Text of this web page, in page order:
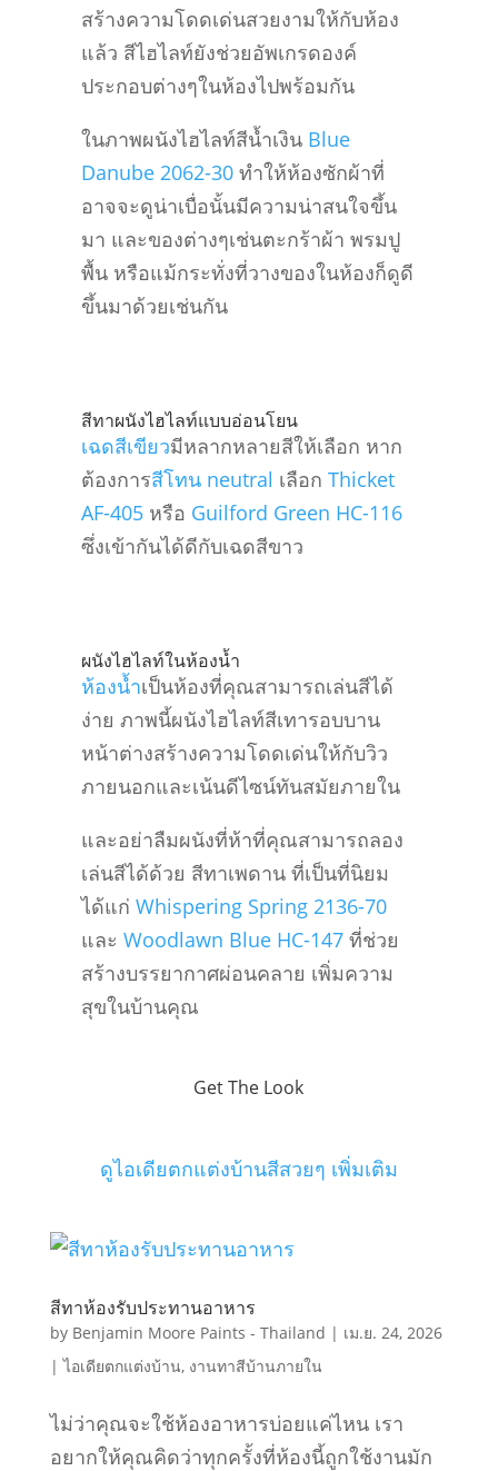
สร้างความโดดเด่นสวยงามให้กับห้อง
แล้ว สีไฮไลท์ยังช่วยอัพเกรดองค์
ประกอบต่างๆในห้องไปพร้อมกัน
ในภาพผนังไฮไลท์สีน้ำเงิน Blue
Danube 2062-30 ทำให้ห้องซักผ้าที่
อาจจะดูน่าเบื่อนั้นมีความน่าสนใจขึ้น
มา และของต่างๆเช่นตะกร้าผ้า พรมปู
พื้น หรือแม้กระทั่งที่วางของในห้องก็ดูดี
ขึ้นมาด้วยเช่นกัน
สีทาผนังไฮไลท์แบบอ่อนโยน
เฉดสีเขียวมีหลากหลายสีให้เลือก หาก
ต้องการสีโทน neutral เลือกThicket
AF-405 หรือ Guilford Green HC-116
ซึ่งเข้ากันได้ดีกับเฉดสีขาว
ผนังไฮไลท์ในห้องน้ำ
ห้องน้ำเป็นห้องที่คุณสามารถเล่นสีได้
ง่าย ภาพนี้ผนังไฮไลท์สีเทารอบบาน
หน้าต่างสร้างความโดดเด่นให้กับวิว
ภายนอกและเน้นดีไซน์ทันสมัยภายใน
และอย่าลืมผนังที่ห้าที่คุณสามารถลอง
เล่นสีได้ด้วย สีทาเพดาน ที่เป็นที่นิยม
ได้แก่Whispering Spring 2136-70
และWoodlawn Blue HC-147 ที่ช่วย
สร้างบรรยากาศผ่อนคลาย เพิ่มความ
สุขในบ้านคุณ
Get The Look
ดูไอเดียตกแต่งบ้านสีสวยๆ เพิ่มเติม
สีทาห้องรับประทานอาหาร
by Benjamin Moore Paints - Thailand | เม.ย. 24, 2026
|ไอเดียตกแต่งบ้าน, งานทาสีบ้านภายใน
ไม่ว่าคุณจะใช้ห้องอาหารบ่อยแค่ไหน เรา
อยากให้คุณคิดว่าทุกครั้งที่ห้องนี้ถูกใช้งานมัก